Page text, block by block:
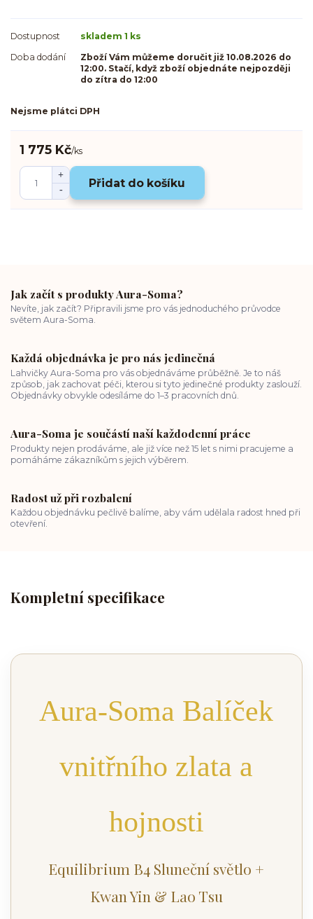
Dostupnost
skladem 1 ks
Doba dodání
Zboží Vám můžeme doručit již 10.08.2026 do
12:00. Stačí, když zboží objednáte nejpozději
do zítra do 12:00
Nejsme plátci DPH
1 775 Kč/ks
Přidat do košíku
Jak začít s produkty Aura-Soma?
Nevíte, jak začít? Připravili jsme pro vás jednoduchého průvodce
světem Aura-Soma.
Každá objednávka je pro nás jedinečná
Lahvičky Aura-Soma pro vás objednáváme průběžně. Je to náš
způsob, jak zachovat péči, kterou si tyto jedinečné produkty zaslouží.
Objednávky obvykle odesíláme do 1–3 pracovních dnů.
Aura-Soma je součástí naší každodenní práce
Produkty nejen prodáváme, ale již více než 15 let s nimi pracujeme a
pomáháme zákazníkům s jejich výběrem.
Radost už při rozbalení
Každou objednávku pečlivě balíme, aby vám udělala radost hned při
otevření.
Kompletní specifikace
Aura-Soma Balíček
vnitřního zlata a
hojnosti
Equilibrium B4 Sluneční světlo +
Kwan Yin & Lao Tsu